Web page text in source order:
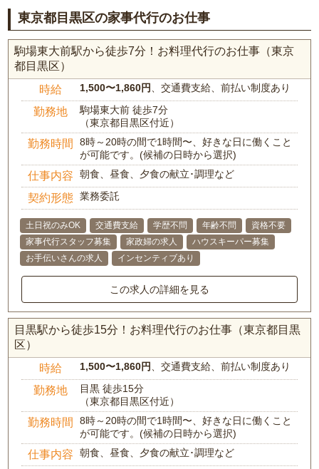
東京都目黒区の家事代行のお仕事
駒場東大前駅から徒歩7分！お料理代行のお仕事（東京
都目黒区）
時給 1,500〜1,860円 、交通費支給、前払い制度あり
勤務地
駒場東大前 徒歩7分
（東京都目黒区付近）
勤務時間
8時～20時の間で1時間〜、好きな日に働くこと
が可能です。(候補の日時から選択)
仕事内容 朝食、昼食、夕食の献立･調理など
契約形態 業務委託
土日祝のみOK 交通費支給 学歴不問 年齢不問
資格不要
家事代行スタッフ募集
家政婦の求人
ハウスキーパー募集
お手伝いさんの求人
インセンティブあり
この求人の詳細を見る
目黒駅から徒歩15分！お料理代行のお仕事（東京都目黒
区）
時給 1,500〜1,860円 、交通費支給、前払い制度あり
勤務地
目黒 徒歩15分
（東京都目黒区付近）
勤務時間
8時～20時の間で1時間〜、好きな日に働くこと
が可能です。(候補の日時から選択)
仕事内容 朝食、昼食、夕食の献立･調理など